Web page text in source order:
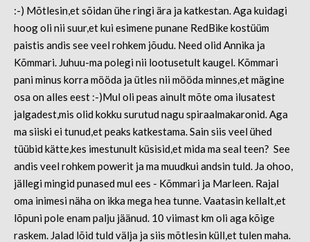
:-) Mõtlesin,et sõidan ühe ringi ära ja katkestan. Aga kuidagi
hoog oli nii suur,et kui esimene punane RedBike kostüüm
paistis andis see veel rohkem jõudu. Need olid Annika ja
Kõmmari. Juhuu-ma polegi nii lootusetult kaugel. Kõmmari
pani minus korra mööda ja ütles nii mööda minnes,et mägine
osa on alles eest :-)Mul oli peas ainult mõte oma ilusatest
jalgadest,mis olid kokku surutud nagu spiraalmakaronid. Aga
ma siiski ei tunud,et peaks katkestama. Sain siis veel ühed
tüübid kätte,kes imestunult küsisid,et mida ma seal teen? See
andis veel rohkem powerit ja ma muudkui andsin tuld. Ja ohoo,
jällegi mingid punased mul ees - Kõmmari ja Marleen. Rajal
oma inimesi näha on ikka mega hea tunne. Vaatasin kellalt,et
lõpuni pole enam palju jäänud. 10 viimast km oli aga kõige
raskem. Jalad lõid tuld välja ja siis mõtlesin küll,et tulen maha.